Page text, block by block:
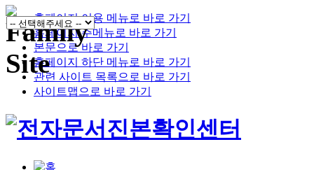
홈페이지 이용 메뉴로 바로 가기
홈페이지 주메뉴로 바로 가기
본문으로 바로 가기
홈페이지 하단 메뉴로 바로 가기
관련 사이트 목록으로 바로 가기
사이트맵으로 바로 가기